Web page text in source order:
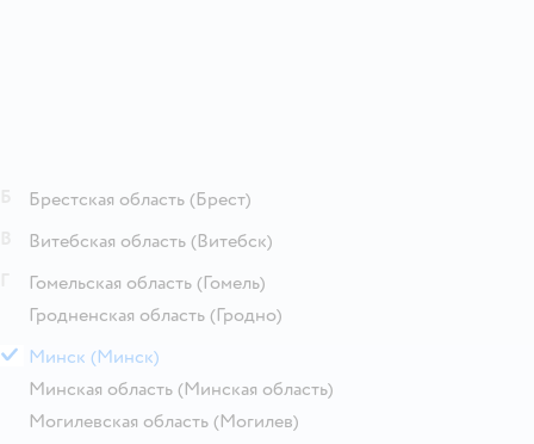
Брестская область (Брест)
Витебская область (Витебск)
Гомельская область (Гомель)
Гродненская область (Гродно)
М Минск (Минск)
Минская область (Минская область)
Могилевская область (Могилев)